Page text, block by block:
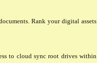
Rank your digital assets
to cloud sync root drives within